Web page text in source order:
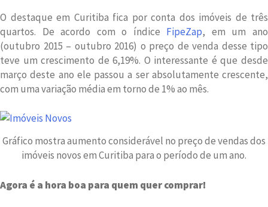
O destaque em Curitiba fica por conta dos imóveis de três
quartos. De acordo com o índice FipeZap, em um ano
(outubro 2015 – outubro 2016) o preço de venda desse tipo
teve um crescimento de 6,19%. O interessante é que desde
março deste ano ele passou a ser absolutamente crescente,
com uma variação média em torno de 1% ao mês.
Gráfico mostra aumento considerável no preço de vendas dos
imóveis novos em Curitiba para o período de um ano.
Agora é a hora boa para quem quer comprar!